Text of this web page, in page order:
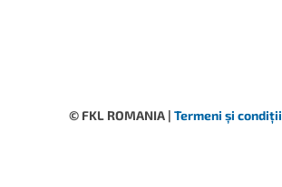
© FKL ROMANIA | Termeni și condiții